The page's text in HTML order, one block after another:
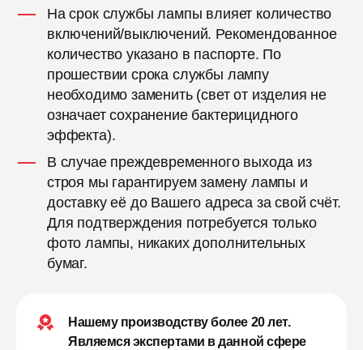
На срок службы лампы влияет количество
включений/выключений. Рекомендованное
количество указано в паспорте. По
прошествии срока службы лампу
необходимо заменить (свет от изделия не
означает сохранение бактерицидного
эффекта).
В случае преждевременного выхода из
строя мы гарантируем замену лампы и
доставку её до Вашего адреса за свой счёт.
Для подтверждения потребуется только
фото лампы, никаких дополнительных
бумаг.
Нашему производству более 20 лет.
Являемся экспертами в данной сфере